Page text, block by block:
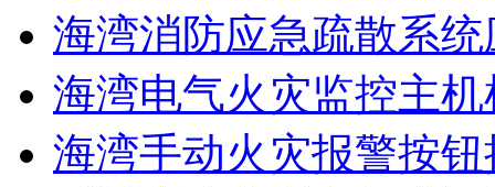
海湾消防应急疏散系统
海湾电气火灾监控主
海湾手动火灾报警按